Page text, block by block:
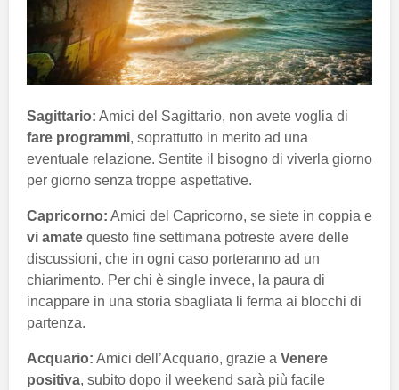
Sagittario: Amici del Sagittario, non avete voglia di
fare programmi, soprattutto in merito ad una
eventuale relazione. Sentite il bisogno di viverla giorno
per giorno senza troppe aspettative.
Capricorno: Amici del Capricorno, se siete in coppia e
vi amate questo fine settimana potreste avere delle
discussioni, che in ogni caso porteranno ad un
chiarimento. Per chi è single invece, la paura di
incappare in una storia sbagliata li ferma ai blocchi di
partenza.
Acquario: Amici dell’Acquario, grazie a Venere
positiva, subito dopo il weekend sarà più facile